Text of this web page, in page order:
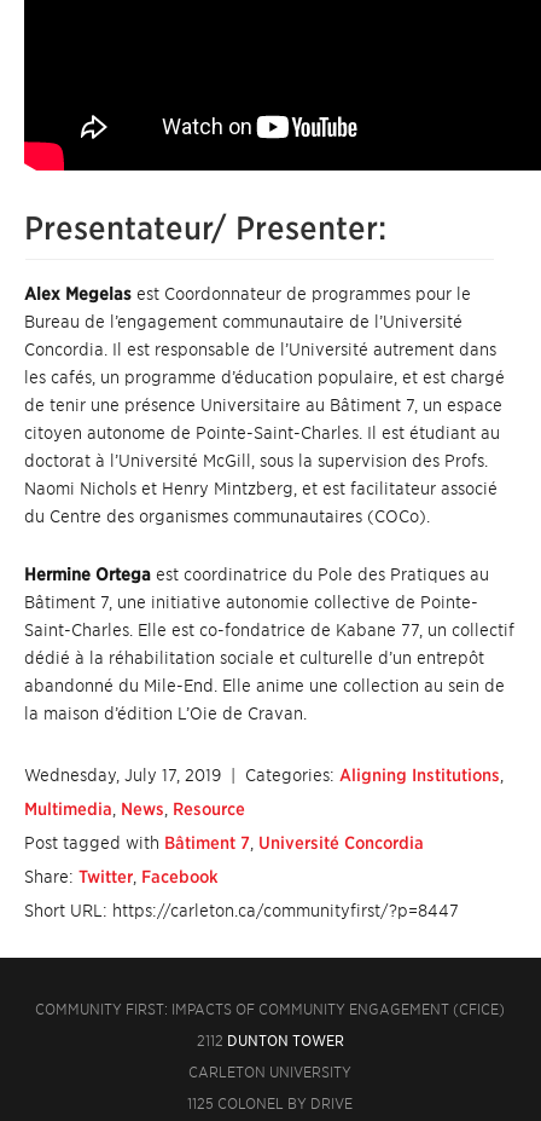
Presentateur/ Presenter:
Alex Megelas est Coordonnateur de programmes pour le
Bureau de l’engagement communautaire de l’Université
Concordia. Il est responsable de l’Université autrement dans
les cafés, un programme d’éducation populaire, et est chargé
de tenir une présence Universitaire au Bâtiment 7, un espace
citoyen autonome de Pointe-Saint-Charles. Il est étudiant au
doctorat à l’Université McGill, sous la supervision des Profs.
Naomi Nichols et Henry Mintzberg, et est facilitateur associé
du Centre des organismes communautaires (COCo).
Hermine Ortega est coordinatrice du Pole des Pratiques au
Bâtiment 7, une initiative autonomie collective de Pointe-
Saint-Charles. Elle est co-fondatrice de Kabane 77, un collectif
dédié à la réhabilitation sociale et culturelle d’un entrepôt
abandonné du Mile-End. Elle anime une collection au sein de
la maison d’édition L’Oie de Cravan.
Wednesday, July 17, 2019 | Categories: Aligning Institutions
Multimedia News Resource
Post tagged with Bâtiment 7 Université Concordia
Share: Twitter Facebook
Short URL: https://carleton.ca/communityfirst/?p=8447
COMMUNITY FIRST: IMPACTS OF COMMUNITY ENGAGEMENT (CFICE)
2112 DUNTON TOWER
CARLETON UNIVERSITY
1125 COLONEL BY DRIVE